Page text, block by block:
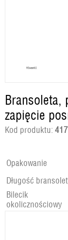
Bransoleta,
zapięcie
Kod produktu:
Opakowanie
Długość
Bilecik
okolicznościowy